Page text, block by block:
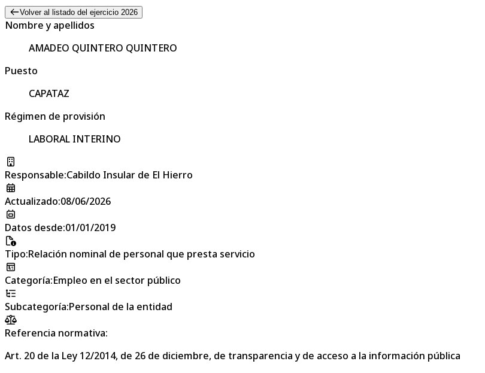
Volver al listado del ejercicio 2026
Nombre y apellidos
AMADEO QUINTERO QUINTERO
Puesto
CAPATAZ
Régimen de provisión
LABORAL INTERINO
Responsable:Cabildo Insular de El Hierro
Actualizado:08/06/2026
Datos desde:01/01/2019
Tipo:Relación nominal de personal que presta servicio
Categoría:Empleo en el sector público
Subcategoría:Personal de la entidad
Referencia normativa:
Art. 20 de la Ley 12/2014, de 26 de diciembre, de transparencia y de acceso a la información pública